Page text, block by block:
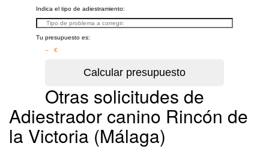
Indica el tipo de adiestramiento:
Tu presupuesto es:
– €
Otras solicitudes de
Adiestrador canino Rincón de
la Victoria (Málaga)